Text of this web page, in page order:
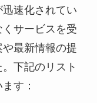
速化されてい
サービスを受
最新情報の提
下記のリスト
す：